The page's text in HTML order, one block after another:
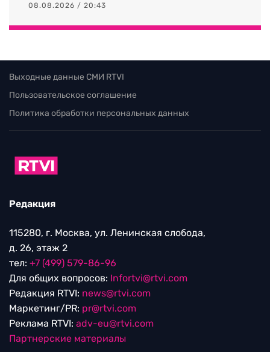
08.08.2026 / 20:43
Выходные данные СМИ RTVI
Пользовательское соглашение
Политика обработки персональных данных
Редакция
115280, г. Москва, ул. Ленинская слобода,
д. 26, этаж 2
тел: +7 (499) 579-86-96
Для общих вопросов: Infortvi@rtvi.com
Редакция RTVI: news@rtvi.com
Маркетинг/PR: pr@rtvi.com
Реклама RTVI: adv-eu@rtvi.com
Партнерские материалы